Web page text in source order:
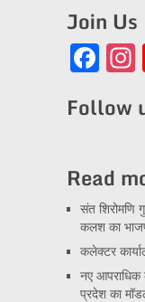
Join Us
Follow
Read
संत शिरोमणि
कलश का
कलेक्टर
नए आपराधिक
प्रदेश का